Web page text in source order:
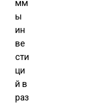
мм
ы
ин
ве
сти
ци
й в
раз